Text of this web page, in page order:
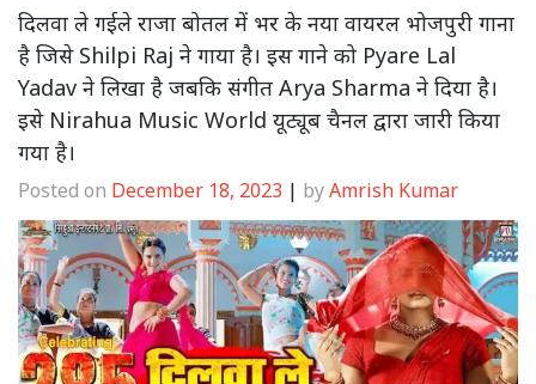
दिलवा ले गईले राजा बोतल में भर के नया वायरल भोजपुरी गाना
है जिसे Shilpi Raj ने गाया है। इस गाने को Pyare Lal
Yadav ने लिखा है जबकि संगीत Arya Sharma ने दिया है।
इसे Nirahua Music World यूट्यूब चैनल द्वारा जारी किया
गया है।
Posted on December 18, 2023 | byAmrish Kumar